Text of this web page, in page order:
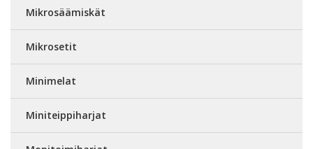
Mikrosäämiskät
Mikrosetit
Minimelat
Miniteippiharjat